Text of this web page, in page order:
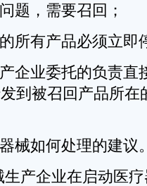
题，需要召回；
所有产品必须立即
企业委托的负责直
到被召回产品所在
械如何处理的建议
产企业在启动医疗